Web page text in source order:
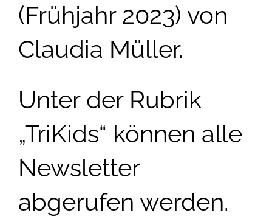
(Frühjahr 2023) von
Claudia Müller.
Unter der Rubrik
„TriKids“ können alle
Newsletter
abgerufen werden.